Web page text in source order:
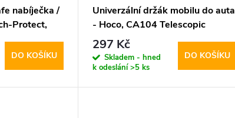
nabíječka /
Protect,
& Vent
DO KOŠÍKU
Univerzální držák mobilu do auta
- Hoco, CA104 Telescopic
297 Kč
Skladem - hned
k odeslání>5 ks
DO KOŠÍKU